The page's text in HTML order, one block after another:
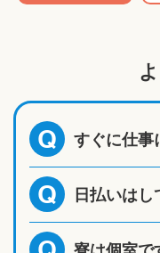
Q すぐに仕事
Q 日払いはし